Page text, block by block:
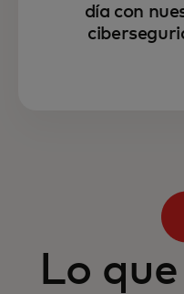
día con
Lo